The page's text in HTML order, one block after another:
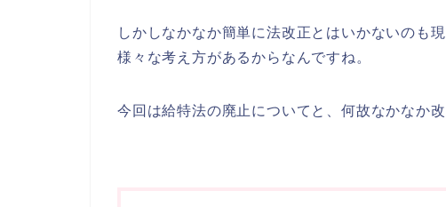
しかしなかなか簡単に法改正とはいかないのも
様々な考え方があるからなんですね。
今回は給特法の廃止についてと、何故なかなか